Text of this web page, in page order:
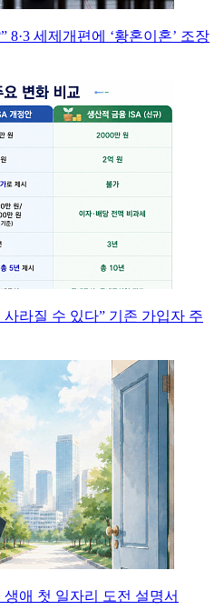
8·3 세제개편에 ‘황혼이혼’ 조장
사라질 수 있다” 기존 가입자 주
생애 첫 일자리 도전 설명서